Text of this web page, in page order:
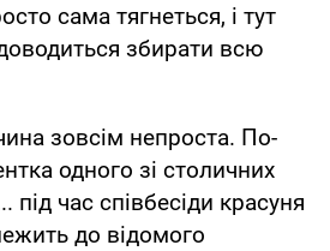
сама тягнеться, і тут
збирати всю
зовсім непроста. По-
одного зі столичних
під час співбесіди красуня
до відомого